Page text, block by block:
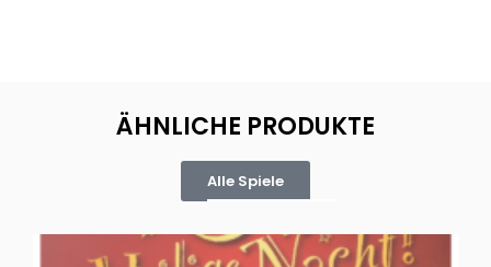
ÄHNLICHE PRODUKTE
Alle Spiele